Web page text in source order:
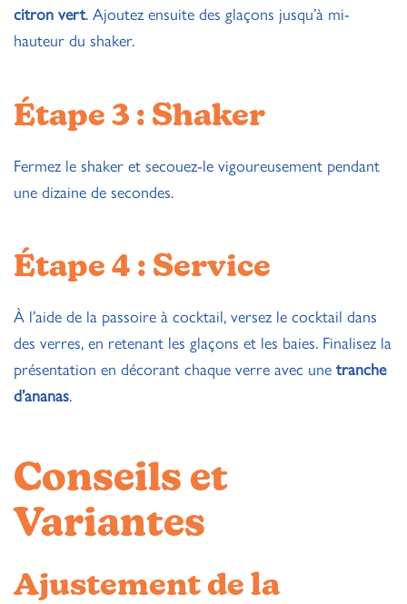
citron vert. Ajoutez ensuite des glaçons jusqu’à mi-
hauteur du shaker.
Étape 3 : Shaker
Fermez le shaker et secouez-le vigoureusement pendant
une dizaine de secondes.
Étape 4 : Service
À l’aide de la passoire à cocktail, versez le cocktail dans
des verres, en retenant les glaçons et les baies. Finalisez la
présentation en décorant chaque verre avec une tranche
d’ananas.
Conseils et
Variantes
Ajustement de la